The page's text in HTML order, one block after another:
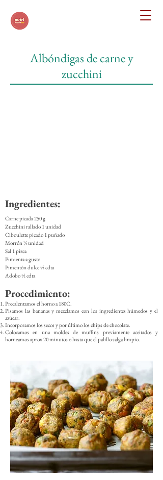
Albóndigas de carne y
zucchini
Ingredientes:
Carne picada 250 g
Zucchini rallado 1 unidad
Ciboulette picado 1 puñado
Morrón ¼ unidad
Sal 1 pizca
Pimienta a gusto
Pimentón dulce ½ cdta
Adobo ½ cdta
Procedimiento:
Precalentamos el horno a 180C.
Pisamos las bananas y mezclamos con los ingredientes húmedos y el
azúcar.
Incorporamos los secos y por último los chips de chocolate.
Colocamos en una moldes de muffins previamente aceitados y
horneamos aprox 20 minutos o hasta que el palillo salga limpio.